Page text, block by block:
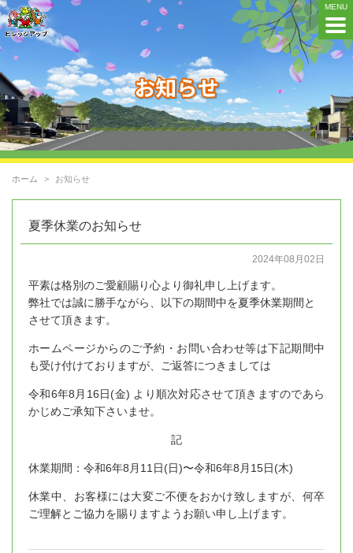
ホーム お知らせ
夏季休業のお知らせ
2024年08月02日
平素は格別のご愛顧賜り心より御礼申し上げます。
弊社では誠に勝手ながら、以下の期間中を夏季休業期間と
させて頂きます。
ホームページからのご予約・お問い合わせ等は下記期間中
も受け付けておりますが、ご返答につきましては
令和6年8月16日(金) より順次対応させて頂きますのであら
かじめご承知下さいませ。
記
休業期間：令和6年8月11日(日)〜令和6年8月15日(木)
休業中、お客様には大変ご不便をおかけ致しますが、何卒
ご理解とご協力を賜りますようお願い申し上げます。